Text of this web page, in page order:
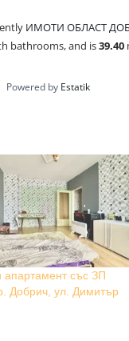
ИМОТИ ОБЛАСТ
bathrooms, and is39.40
Powered by Estatik
апартамент със ЗП
Добрич, ул. Димитър